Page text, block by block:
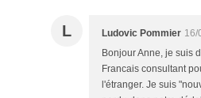
L Ludovic Pommier 16/
Bonjour Anne, je suis
Francais consultant
l'étranger. Je suis